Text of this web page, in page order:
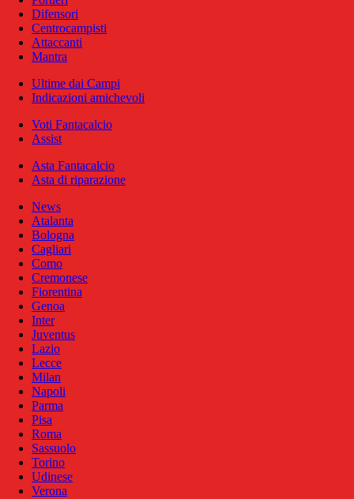
Difensori
Centrocampisti
Attaccanti
Mantra
Ultime dai Campi
Indicazioni amichevoli
Voti Fantacalcio
Assist
Asta Fantacalcio
Asta di riparazione
News
Atalanta
Bologna
Cagliari
Como
Cremonese
Fiorentina
Genoa
Inter
Juventus
Lazio
Lecce
Milan
Napoli
Parma
Pisa
Roma
Sassuolo
Torino
Udinese
Verona